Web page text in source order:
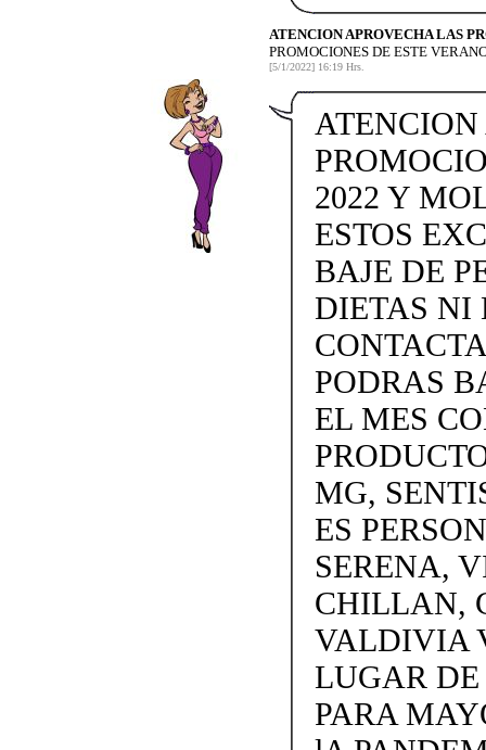
ATENCION APROVECHA LAS
PROMOCIONES DE ESTE
[5/1/2022] 16:19 Hrs.
2022 Y
ESTOS
BAJE DE
DIETAS NI
PODRAS
EL MES
MG,
ES
SERENA,
CHILLAN,
VALDIVIA
LUGAR
PARA